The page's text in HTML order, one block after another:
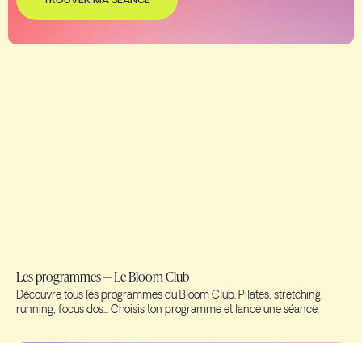
Les programmes — Le Bloom Club
Découvre tous les programmes du Bloom Club. Pilates, stretching,
running, focus dos... Choisis ton programme et lance une séance.